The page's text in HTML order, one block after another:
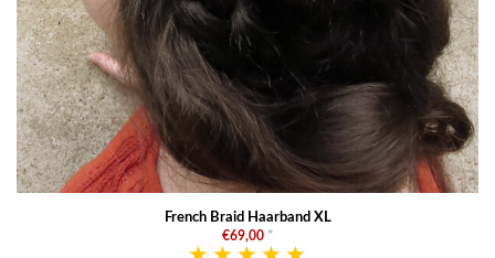
French Braid Haarband XL
€69,00 *